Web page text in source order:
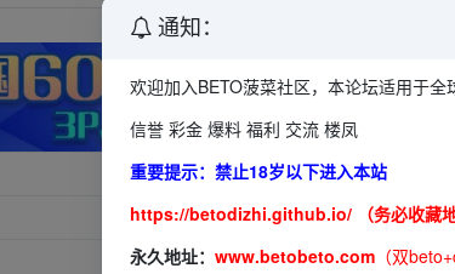
通知：
欢迎加入BETO菠菜社区，本论坛适用于全
信誉 彩金 爆料 福利 交流 楼凤
重要提示：禁止18岁以下进入本站
https://betodizhi.github.io/ （务必收藏地
永久地址： www.betobeto.com（双